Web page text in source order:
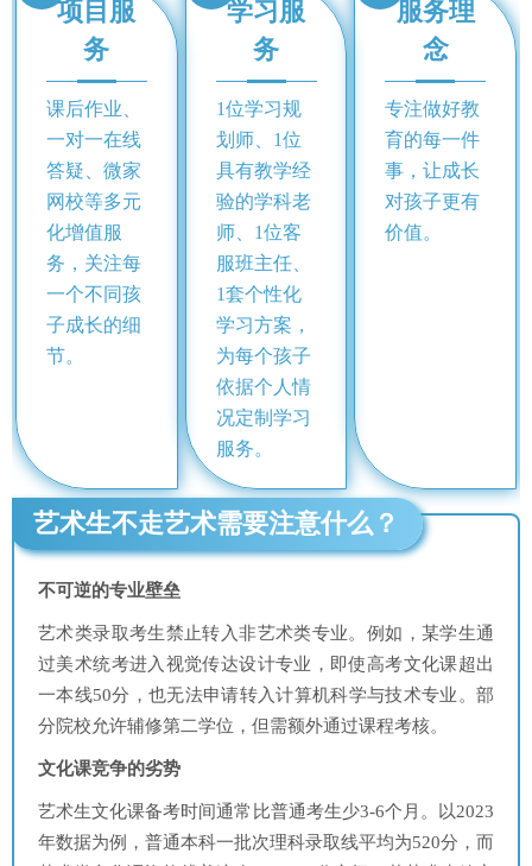
项目服
务
课后作业、
一对一在线
答疑、微家
网校等多元
化增值服
务，关注每
一个不同孩
子成长的细
节。
学习服
务
1位学习规
划师、1位
具有教学经
验的学科老
师、1位客
服班主任、
1套个性化
学习方案，
为每个孩子
依据个人情
况定制学习
服务。
服务理
念
专注做好教
育的每一件
事，让成长
对孩子更有
价值。
艺术生不走艺术需要注意什么？
不可逆的专业壁垒
艺术类录取考生禁止转入非艺术类专业。例如，某学生通
过美术统考进入视觉传达设计专业，即使高考文化课超出
一本线50分，也无法申请转入计算机科学与技术专业。部
分院校允许辅修第二学位，但需额外通过课程考核。
文化课竞争的劣势
艺术生文化课备考时间通常比普通考生少3-6个月。以2023
年数据为例，普通本科一批次理科录取线平均为520分，而